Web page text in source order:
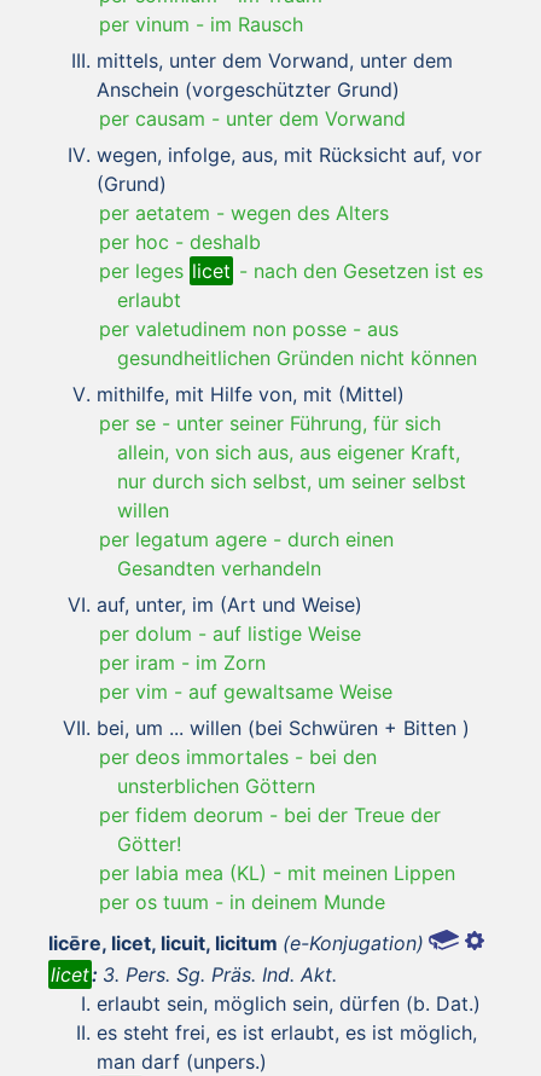
per vinum - im Rausch
mittels, unter dem Vorwand, unter dem
Anschein (vorgeschützter Grund)
per causam - unter dem Vorwand
wegen, infolge, aus, mit Rücksicht auf, vor
(Grund)
per aetatem - wegen des Alters
per hoc - deshalb
per leges licet - nach den Gesetzen ist es
erlaubt
per valetudinem non posse - aus
gesundheitlichen Gründen nicht können
mithilfe, mit Hilfe von, mit (Mittel)
per se - unter seiner Führung, für sich
allein, von sich aus, aus eigener Kraft,
nur durch sich selbst, um seiner selbst
willen
per legatum agere - durch einen
Gesandten verhandeln
auf, unter, im (Art und Weise)
per dolum - auf listige Weise
per iram - im Zorn
per vim - auf gewaltsame Weise
bei, um ... willen (bei Schwüren + Bitten )
per deos immortales - bei den
unsterblichen Göttern
per fidem deorum - bei der Treue der
Götter!
per labia mea (KL) - mit meinen Lippen
per os tuum - in deinem Munde
licēre, licet, licuit, licitum (e-Konjugation)
licet: 3. Pers. Sg. Präs. Ind. Akt.
erlaubt sein, möglich sein, dürfen (b. Dat.)
es steht frei, es ist erlaubt, es ist möglich,
man darf (unpers.)